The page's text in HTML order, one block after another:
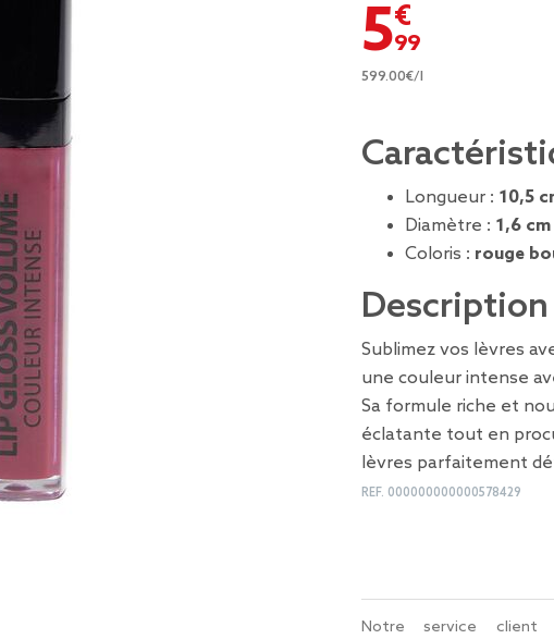
5,99 €
599.00€/l
Longueur : 10,5
Diamètre : 1,6 cm
Coloris : rouge
Sublimez vos lèvres
une couleur intense
Sa formule riche et
éclatante tout en
lèvres parfaitement
REF. 000000000000578429
Notre service